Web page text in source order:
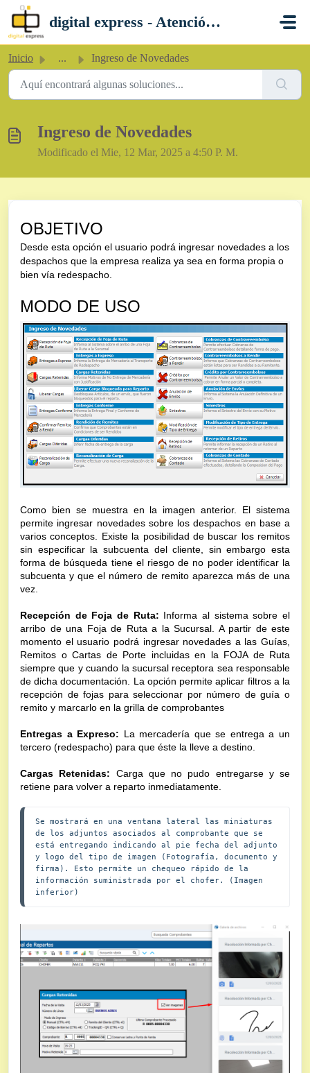
Saltar al contenido principal
digital express - Atención al Cliente
Inicio ... Ingreso de Novedades
Ingreso de Novedades
Modificado el Mie, 12 Mar, 2025 a 4:50 P. M.
OBJETIVO
Desde esta opción el usuario podrá ingresar novedades a los
despachos que la empresa realiza ya sea en forma propia o
bien vía redespacho.
MODO DE USO
Como bien se muestra en la imagen anterior. El sistema
permite ingresar novedades sobre los despachos en base a
varios conceptos. Existe la posibilidad de buscar los remitos
sin especificar la subcuenta del cliente, sin embargo esta
forma de búsqueda tiene el riesgo de no poder identificar la
subcuenta y que el número de remito aparezca más de una
vez.
Recepción de Foja de Ruta: Informa al sistema sobre el
arribo de una Foja de Ruta a la Sucursal. A partir de este
momento el usuario podrá ingresar novedades a las Guías,
Remitos o Cartas de Porte incluidas en la FOJA de Ruta
siempre que y cuando la sucursal receptora sea responsable
de dicha documentación. La opción permite aplicar filtros a la
recepción de fojas para seleccionar por número de guía o
remito y marcarlo en la grilla de comprobantes
Entregas a Expreso: La mercadería que se entrega a un
tercero (redespacho) para que éste la lleve a destino.
Cargas Retenidas: Carga que no pudo entregarse y se
retiene para volver a reparto inmediatamente.
Se mostrará en una ventana lateral las miniaturas
de los adjuntos asociados al comprobante que se
está entregando indicando al pie fecha del adjunto
y logo del tipo de imagen (Fotografía, documento y
firma). Esto permite un chequeo rápido de la
información suministrada por el chofer. (Imagen
inferior)